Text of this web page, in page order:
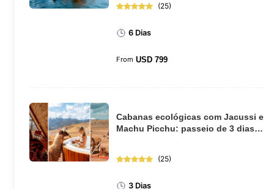
(25)
6 Dias
From USD 799
Cabanas ecológicas com Jacussi e
Machu Picchu: passeio de 3 dias
(25)
3 Dias